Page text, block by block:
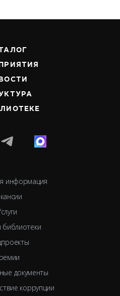
информация
библиотеки
документы
коррупции